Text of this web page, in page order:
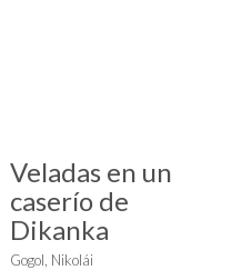
Veladas en un
caserío de
Dikanka
Gogol, Nikolái